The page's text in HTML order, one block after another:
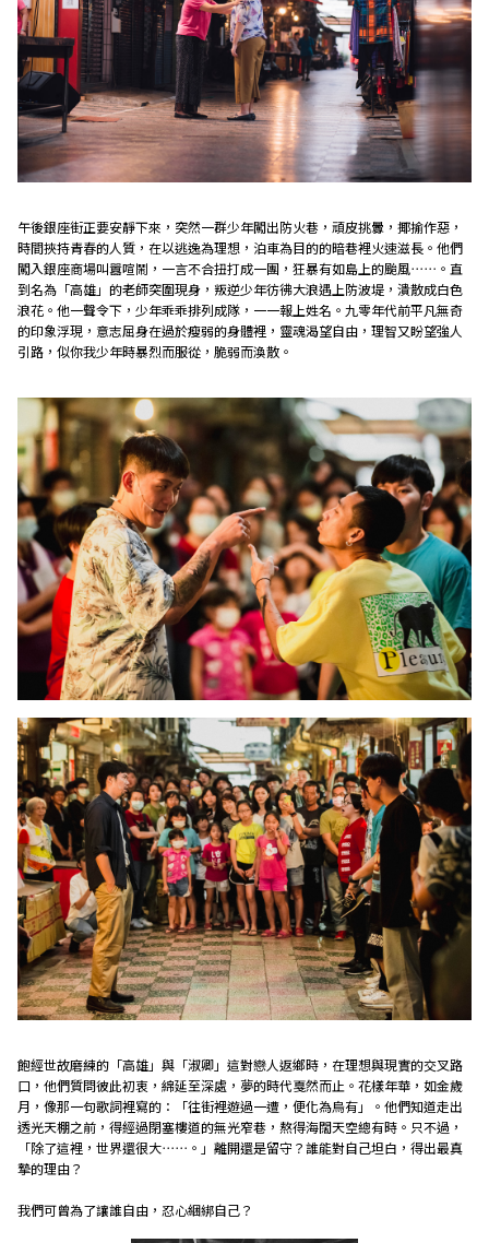
午後銀座街正要安靜下來，突然一群少年闖出防火巷，頑皮挑釁，揶揄作惡，
時間挾持青春的人質，在以逃逸為理想，泊車為目的的暗巷裡火速滋長。他們
闖入銀座商場叫囂喧鬧，一言不合扭打成一團，狂暴有如島上的颱風⋯⋯。直
到名為「高雄」的老師突圍現身，叛逆少年彷彿大浪遇上防波堤，潰散成白色
浪花。他一聲令下，少年乖乖排列成隊，一一報上姓名。九零年代前平凡無奇
的印象浮現，意志屈身在過於瘦弱的身體裡，靈魂渴望自由，理智又盼望強人
引路，似你我少年時暴烈而服從，脆弱而渙散。
飽經世故磨練的「高雄」與「淑卿」這對戀人返鄉時，在理想與現實的交叉路
口，他們質問彼此初衷，綿延至深處，夢的時代戛然而止。花樣年華，如金歲
月，像那一句歌詞裡寫的：「往街裡遊過一遭，便化為烏有」。他們知道走出
透光天棚之前，得經過閉塞樓道的無光窄巷，熬得海闊天空總有時。只不過，
「除了這裡，世界還很大⋯⋯。」離開還是留守？誰能對自己坦白，得出最真
摯的理由？
我們可曾為了讓誰自由，忍心綑綁自己？